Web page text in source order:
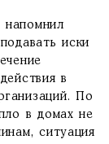
иски
в
По
в домах не
ситуация